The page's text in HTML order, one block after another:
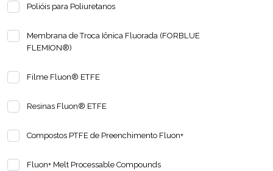
Polióis para Poliuretanos
Membrana de Troca Iônica Fluorada (FORBLUE
FLEMION®)
Filme Fluon® ETFE
Resinas Fluon® ETFE
Compostos PTFE de Preenchimento Fluon+
Fluon+ Melt Processable Compounds